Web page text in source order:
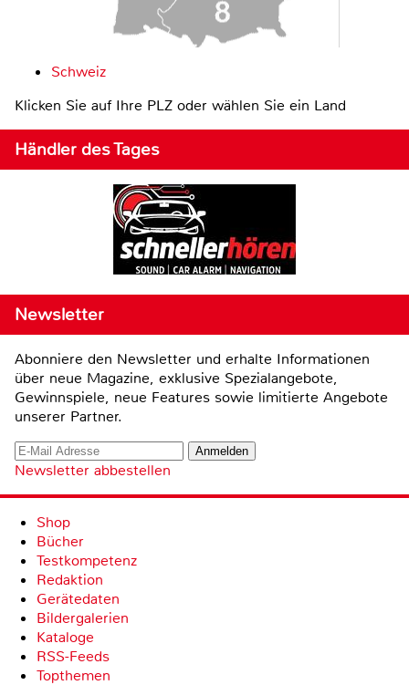
Schweiz
Klicken Sie auf Ihre PLZ oder wählen Sie ein Land
Händler des Tages
Newsletter
Abonniere den Newsletter und erhalte Informationen
über neue Magazine, exklusive Spezialangebote,
Gewinnspiele, neue Features sowie limitierte Angebote
unserer Partner.
Newsletter abbestellen
Shop
Bücher
Testkompetenz
Redaktion
Gerätedaten
Bildergalerien
Kataloge
RSS-Feeds
Topthemen